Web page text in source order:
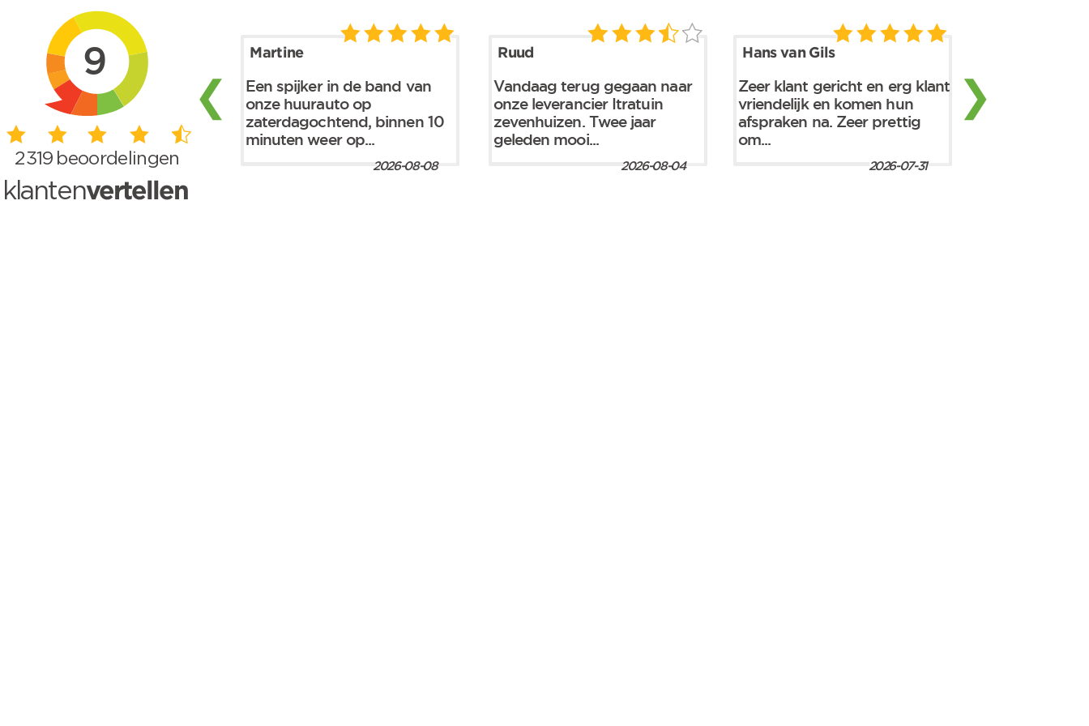
9
2319 beoordelingen
klantenvertellen
❮
Martine
Een spijker in de band van
onze huurauto op
zaterdagochtend, binnen 10
minuten weer op...
2026-08-08
Ruud
Vandaag terug gegaan naar
onze leverancier Itratuin
zevenhuizen. Twee jaar
geleden mooi...
2026-08-04
Hans van Gils
Zeer klant gericht en erg klant
vriendelijk en komen hun
afspraken na. Zeer prettig
om...
2026-07-31
❯